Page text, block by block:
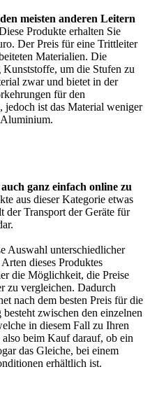
meisten anderen Leitern
Produkte erhalten Sie
Der Preis für eine Trittleiter
Materialien. Die
um die Stufen zu
zwar und bietet in der
für den
jedoch ist das Material weniger
Aluminium.
ganz einfach online zu
aus dieser Kategorie etwas
der Transport der Geräte für
Auswahl unterschiedlicher
dieses Produktes
die Möglichkeit, die Preise
zu vergleichen. Dadurch
nach dem besten Preis für die
zwischen den einzelnen
in diesem Fall zu Ihren
beim Kauf darauf, ob ein
das Gleiche, bei einem
erhältlich ist.